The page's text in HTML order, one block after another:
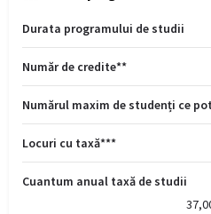
Durata programului de studii
Număr de credite**
Numărul maxim de studenți ce
Locuri cu taxă***
Cuantum anual taxă de studii